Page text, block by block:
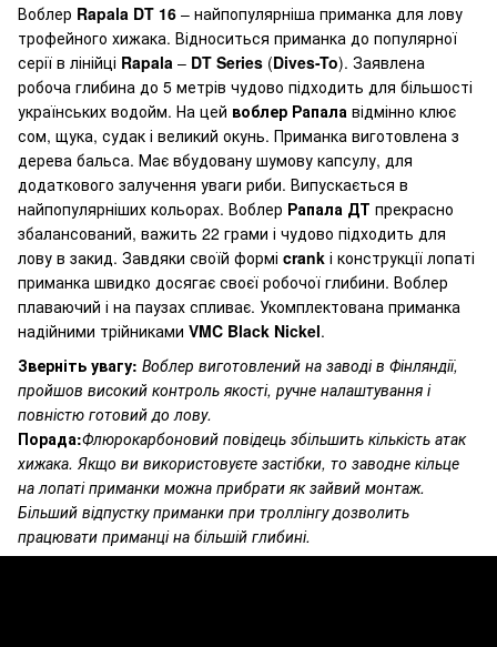
Воблер Rapala DT 16 – найпопулярніша приманка для лову
трофейного хижака. Відноситься приманка до популярної
серії в лінійці Rapala – DT Series (Dives-To). Заявлена
робоча глибина до 5 метрів чудово підходить для більшості
українських водойм. На цей воблер Рапала відмінно клює
сом, щука, судак і великий окунь. Приманка виготовлена з
дерева бальса. Має вбудовану шумову капсулу, для
додаткового залучення уваги риби. Випускається в
найпопулярніших кольорах. Воблер Рапала ДТ прекрасно
збалансований, важить 22 грами і чудово підходить для
лову в закид. Завдяки своїй формі crank і конструкції лопаті
приманка швидко досягає своєї робочої глибини. Воблер
плаваючий і на паузах спливає. Укомплектована приманка
надійними трійниками VMC Black Nickel.
Зверніть увагу: Воблер виготовлений на заводі в Фінляндії,
пройшов високий контроль якості, ручне налаштування і
повністю готовий до лову.
Порада:Флюрокарбоновий повідець збільшить кількість атак
хижака. Якщо ви використовуєте застібки, то заводне кільце
на лопаті приманки можна прибрати як зайвий монтаж.
Більший відпустку приманки при троллінгу дозволить
працювати приманці на більшій глибині.